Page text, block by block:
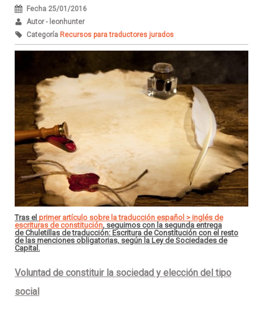
Fecha 25/01/2016
Autor - leonhunter
Categoría Recursos para traductores jurados
Tras el primer artículo sobre la traducción español > inglés de
escrituras de constitución, seguimos con la segunda entrega
de Chuletillas de traducción: Escritura de Constitución con el resto
de las menciones obligatorias, según la Ley de Sociedades de
Capital.
Voluntad de constituir la sociedad y elección del tipo
social